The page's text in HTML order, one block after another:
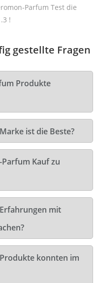
Parfum Test die
!
gestellte Fragen
Produkte
ist die Beste?
Kauf zu
mit
konnten im